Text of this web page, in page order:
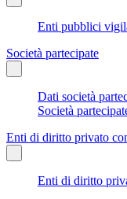
Enti pubblici
Società partecipate
Dati società
Società
Enti di diritto privato
Enti di diritto